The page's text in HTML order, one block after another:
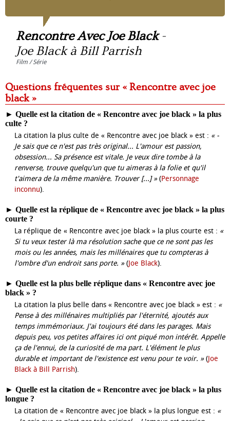
Rencontre Avec Joe Black-
Joe Black à Bill Parrish
Film / Série
Questions fréquentes sur « Rencontre avec joe
black »
► Quelle est la citation de « Rencontre avec joe black » la plus
culte ?
La citation la plus culte de « Rencontre avec joe black » est : « -
Je sais que ce n'est pas très original... L'amour est passion,
obsession... Sa présence est vitale. Je veux dire tombe à la
renverse, trouve quelqu'un que tu aimeras à la folie et qu'il
t'aimera de la même manière. Trouver [...] »(Personnage
inconnu).
► Quelle est la réplique de « Rencontre avec joe black » la plus
courte ?
La réplique de « Rencontre avec joe black » la plus courte est : «
Si tu veux tester là ma résolution sache que ce ne sont pas les
mois ou les années, mais les millénaires que tu compteras à
l'ombre d'un endroit sans porte. »(Joe Black).
► Quelle est la plus belle réplique dans « Rencontre avec joe
black » ?
La citation la plus belle dans « Rencontre avec joe black » est : «
Pense à des millénaires multipliés par l'éternité, ajoutés aux
temps immémoriaux. J'ai toujours été dans les parages. Mais
depuis peu, vos petites affaires ici ont piqué mon intérêt. Appelle
ça de l'ennui, de la curiosité de ma part. L'élément le plus
durable et important de l'existence est venu pour te voir. »(Joe
Black à Bill Parrish).
► Quelle est la citation de « Rencontre avec joe black » la plus
longue ?
La citation de « Rencontre avec joe black » la plus longue est : «